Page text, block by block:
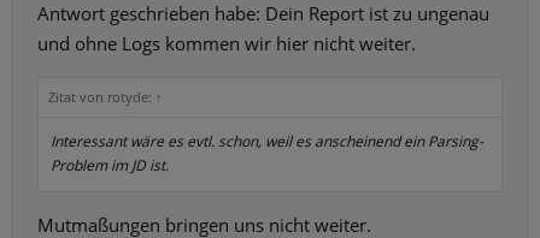
Antwort geschrieben habe: Dein Report ist zu ungenau
und ohne Logs kommen wir hier nicht weiter.
Zitat von rotyde: ↑
Interessant wäre es evtl. schon, weil es anscheinend ein Parsing-
Problem im JD ist.
Mutmaßungen bringen uns nicht weiter.